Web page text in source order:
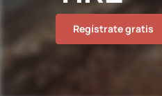
Regístrate gratis